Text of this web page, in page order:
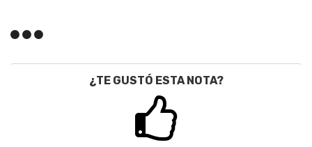
¿TE GUSTÓ ESTA NOTA?